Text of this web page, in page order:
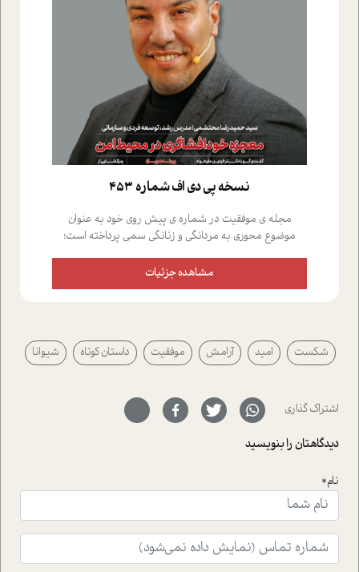
نسخه پي دي اف شماره 453
مجله ی موفقیت در شماره ی پیش روی خود به عنوان
موضوع محوری به مردانگی و زنانگی سمی پرداخته است؛
علیخواه، جامعه شناس در بخش های مختلف تلاش کرده ایم
از دریچه های گوناگون به این موضوع مهم بپردازیم.فصل
پیرامون آن آشنا می کند.در بخش دو فنجان داغ به سراغ افرادی
رفته ایم که موفقیت را در عمل به اثبات رسانده اند؛ سید
حمیدرضا محتشمی که بیست و پنجمین سال فعالیت حرفه
سر نهاده است و نیز کرامت عزیز زاده؛ سفیر صلح و دوستی که
با رکاب زدن در بیش از هفتاد کشور و کاشتن درخت، به نماد
حمایت از محیط زیست و منابع طبیعی تبدیل گشته
است.فصل روایت اجنبی ها در این شماره به دو موضوع
ای که به زندگی شگفت انگیز جین گودال و تاثیرات کاوش های
ایشان در حوزه ی شامپانزه ها بر زندگی امروزی ما نگاهی
افکنده است.فصل اتاق 333 شما را پای صحبت یک تجربه ی
واقعی در ارتباط با اختلال شخصیت اسکزوئید و مشکلات و نیز
راهکارهای حل آن قرار می دهد که در اتاق درمان اتفاق افتاده
مشاهده جزئیات
شکست امید آرامش موفقیت داستان کوتاه شیوانا
اشتراک گذاری
دیدگاهتان را بنویسید
نام*